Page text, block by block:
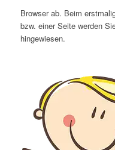
Browser ab. Beim
bzw. einer Seite werden
hingewiesen.